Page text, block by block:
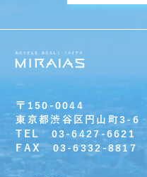
〒150-0044
東京都渋谷区円山町3-6
TEL 03-6427-6621
FAX 03-6332-8817